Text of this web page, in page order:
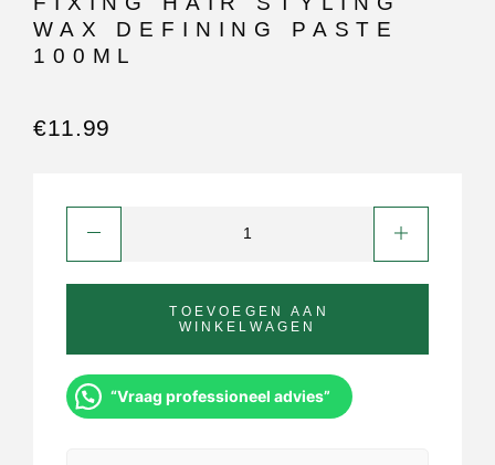
WAX DEFINING PASTE
100ML
€11.99
TOEVOEGEN AAN
WINKELWAGEN
“Vraag professioneel advies”